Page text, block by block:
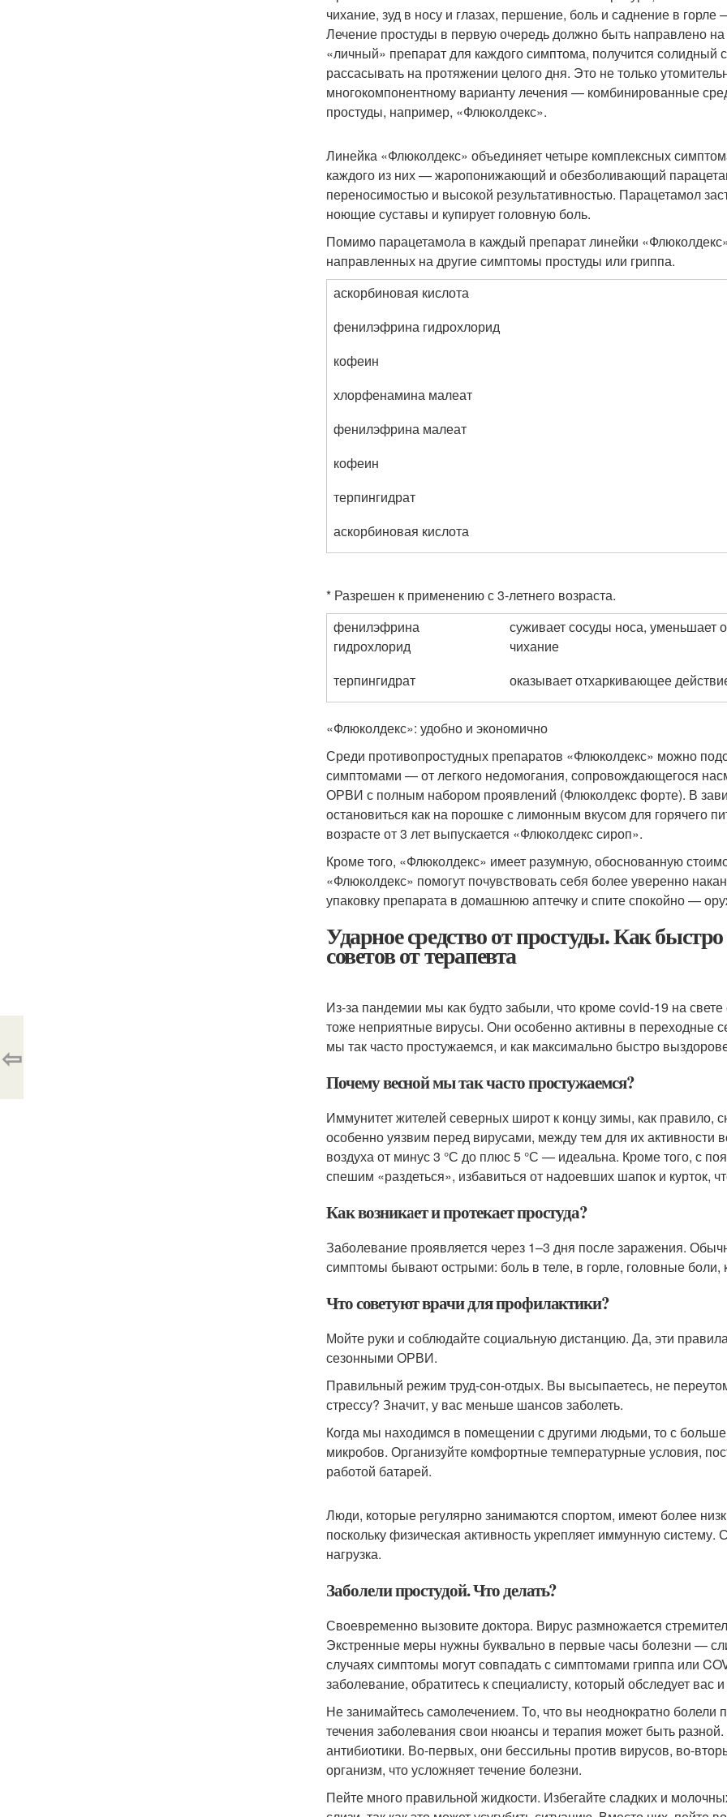
чихание, зуд в носу и глазах, першение, боль и саднение в
Лечение простуды в первую очередь должно быть направлено
«личный» препарат для каждого симптома, получится солидный
рассасывать на протяжении целого дня. Это не только
многокомпонентному варианту лечения — комбинированные
простуды, например, «Флюколдекс».
Линейка «Флюколдекс» объединяет четыре комплексных
каждого из них — жаропонижающий и обезболивающий
переносимостью и высокой результативностью. Парацетамол
ноющие суставы и купирует головную боль.
Помимо парацетамола в каждый препарат линейки
направленных на другие симптомы простуды или гриппа.
аскорбиновая кислота
фенилэфрина гидрохлорид
кофеин
хлорфенамина малеат
фенилэфрина малеат
кофеин
терпингидрат
аскорбиновая кислота
* Разрешен к применению с 3-летнего возраста.
фенилэфрина
гидрохлорид
суживает сосуды носа, уменьшает
чихание
терпингидрат
оказывает отхаркивающее
«Флюколдекс»: удобно и экономично
Среди противопростудных препаратов «Флюколдекс» можно
симптомами — от легкого недомогания, сопровождающегося
ОРВИ с полным набором проявлений (Флюколдекс форте). В
остановиться как на порошке с лимонным вкусом для горячего
возрасте от 3 лет выпускается «Флюколдекс сироп».
Кроме того, «Флюколдекс» имеет разумную, обоснованную
«Флюколдекс» помогут почувствовать себя более уверенно
упаковку препарата в домашнюю аптечку и спите спокойно —
Ударное средство от простуды. Как
советов от терапевта
Из-за пандемии мы как будто забыли, что кроме covid-19 на
тоже неприятные вирусы. Они особенно активны в переходные
мы так часто простужаемся, и как максимально быстро
Почему весной мы так часто простужаемся?
Иммунитет жителей северных широт к концу зимы, как правило,
особенно уязвим перед вирусами, между тем для их активности
воздуха от минус 3 °С до плюс 5 °С — идеальна. Кроме того, с
спешим «раздеться», избавиться от надоевших шапок и курток,
Как возникает и протекает простуда?
Заболевание проявляется через 1–3 дня после заражения.
симптомы бывают острыми: боль в теле, в горле, головные боли,
Что советуют врачи для профилактики?
Мойте руки и соблюдайте социальную дистанцию. Да, эти
сезонными ОРВИ.
Правильный режим труд-сон-отдых. Вы высыпаетесь, не
стрессу? Значит, у вас меньше шансов заболеть.
Когда мы находимся в помещении с другими людьми, то с
микробов. Организуйте комфортные температурные условия,
работой батарей.
Люди, которые регулярно занимаются спортом, имеют более
поскольку физическая активность укрепляет иммунную
нагрузка.
Заболели простудой. Что делать?
Своевременно вызовите доктора. Вирус размножается
Экстренные меры нужны буквально в первые часы болезни —
случаях симптомы могут совпадать с симптомами гриппа или
заболевание, обратитесь к специалисту, который обследует вас
Не занимайтесь самолечением. То, что вы неоднократно болели
течения заболевания свои нюансы и терапия может быть
антибиотики. Во-первых, они бессильны против вирусов, во-
организм, что усложняет течение болезни.
Пейте много правильной жидкости. Избегайте сладких и
⇦